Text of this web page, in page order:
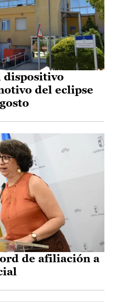
dispositivo
del eclipse
de afiliación a